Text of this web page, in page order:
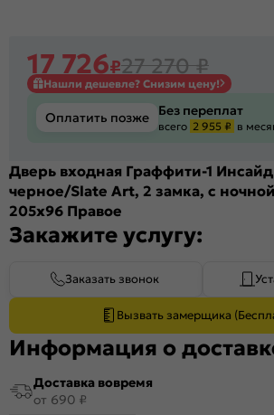
17 726₽27 270₽
Нашли дешевле? Снизим цену!
Оплатить позже Без переплат
всего 2 955 ₽ в
Дверь входная Граффити-1
черное/Slate Art, 2 замка, с
205x96 Правое
Закажите услугу:
Заказать звонок
Вызвать замерщика
Информация о
Доставка вовремя
от 690 ₽